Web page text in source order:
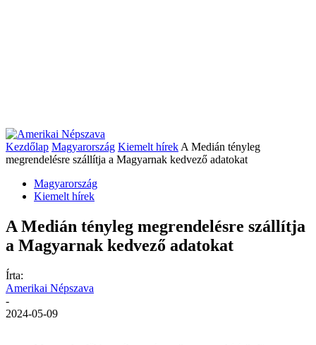
Kezdőlap Magyarország Kiemelt hírek A Medián tényleg
megrendelésre szállítja a Magyarnak kedvező adatokat
Magyarország
Kiemelt hírek
A Medián tényleg megrendelésre szállítja
a Magyarnak kedvező adatokat
Írta:
Amerikai Népszava
-
2024-05-09